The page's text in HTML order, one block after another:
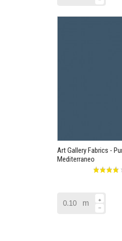
Art Gallery Fabrics -
Mediterraneo
m